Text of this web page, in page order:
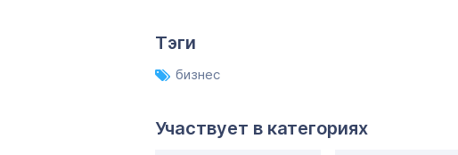
Тэги
бизнес
Участвует в категориях